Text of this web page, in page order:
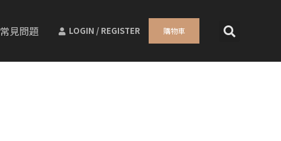
常見問題 LOGIN / REGISTER 購物車